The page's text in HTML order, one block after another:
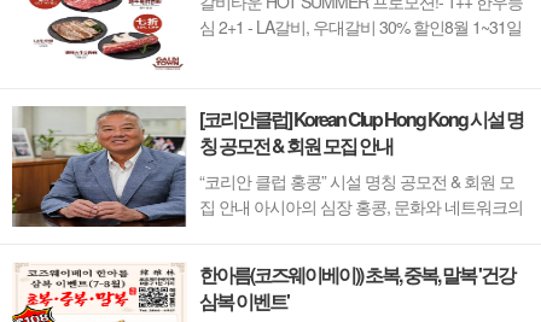
심 2+1 - LA갈비, 우대갈비 30% 할인8월 1~31일
[코리안클럽] Korean Clup Hong Kong 시설 명
칭 공모전 & 회원 모집 안내
“코리안 클럽 홍콩” 시설 명칭 공모전 & 회원 모
집 안내 아시아의 심장 홍콩, 문화와 네트워크의
홍콩. 이 역동적인 글로벌 허브의 중심에서 한국
의 깊이 있는 문화유산과 세계적 감각을 잇는 새
한아름(코즈웨이베이)) 초복, 중복, 말복 '건강
삼복 이벤트'